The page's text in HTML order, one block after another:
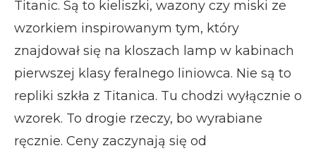
Titanic. Są to kieliszki, wazony czy miski ze
wzorkiem inspirowanym tym, który
znajdował się na kloszach lamp w kabinach
pierwszej klasy feralnego liniowca. Nie są to
repliki szkła z Titanica. Tu chodzi wyłącznie o
wzorek. To drogie rzeczy, bo wyrabiane
ręcznie. Ceny zaczynają się od